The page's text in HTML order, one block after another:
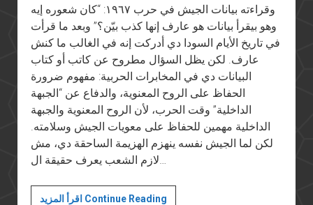
وقراءته بيانات الجيش في حرب ١٩٦٧: “كان شعوره إيه
وهو بيقرأ بيانات هو عارف إنها كذب بيّن؟” وبعد ما قرأت
في تاريخ الأيام السودا دي أدركت إنه في الغالب ما كنش
عارف. لكن يظل السؤال مطروح عن كاتب أو كتاب
البيانات دي في المخابرات الحربية: مفهوم ضرورة
الحفاظ على الروح المعنوية، والدفاع عن “الجبهة
الداخلية” وقت الحرب، لأن الروح المعنوية والجبهة
الداخلية مهمين للحفاظ على معويات الجيش وسلامته.
لكن لما الجيش نفسه ينهزم الهزيمة الساحقة دي، مش
لازم الشعب يعرف حقيقة ال…
اقرأ المزيد Continue Readingسجن